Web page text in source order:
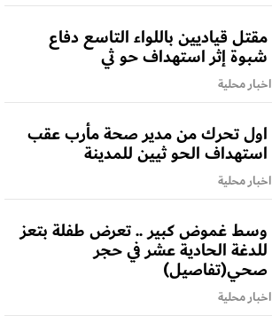
مقتل قياديين باللواء التاسع دفاع
شبوة إثر استهداف حو ثي
اخبار محلية
اول تحرك من مدير صحة مأرب عقب
استهداف الحو ثيين للمدينة
اخبار محلية
وسط غموض كبير .. تعرض طفلة بتعز
للدغة الحادية عشر في حجر
صحي(تفاصيل)
اخبار محلية